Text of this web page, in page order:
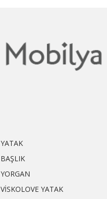
YATAK
BAŞLIK
YORGAN
VİSKOLOVE YATAK